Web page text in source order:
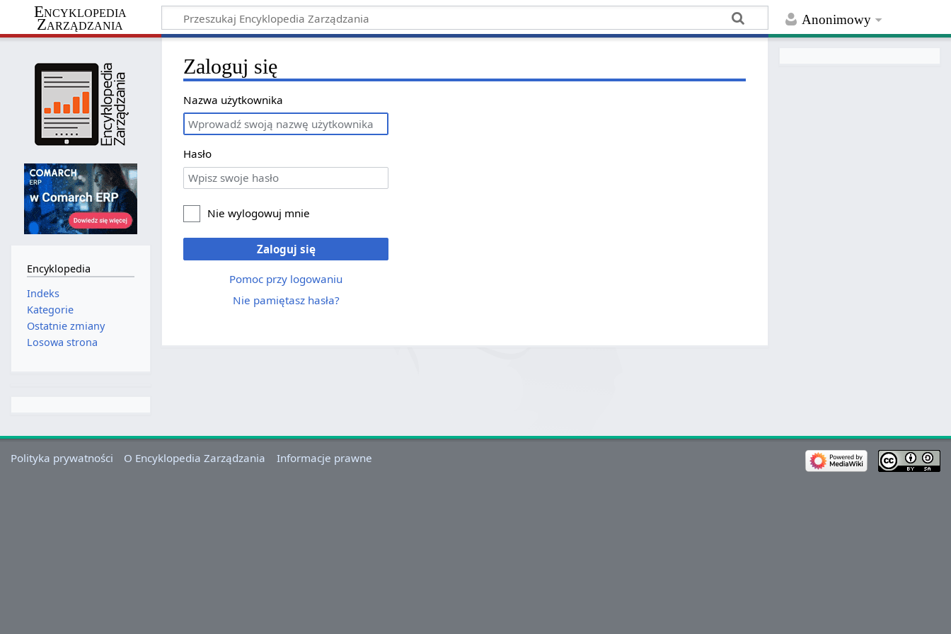
Anonimowy
Encyklopedia
Zarządzania
Zaloguj się
Nazwa użytkownika
Hasło
Nie wylogowuj mnie
Zaloguj się
Pomoc przy logowaniu
Nie pamiętasz hasła?
Encyklopedia
Indeks
Kategorie
Ostatnie zmiany
Losowa strona
Polityka prywatności O Encyklopedia Zarządzania Informacje prawne